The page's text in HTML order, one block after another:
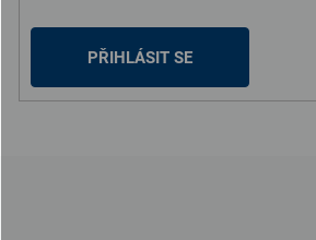
PŘIHLÁSIT SE